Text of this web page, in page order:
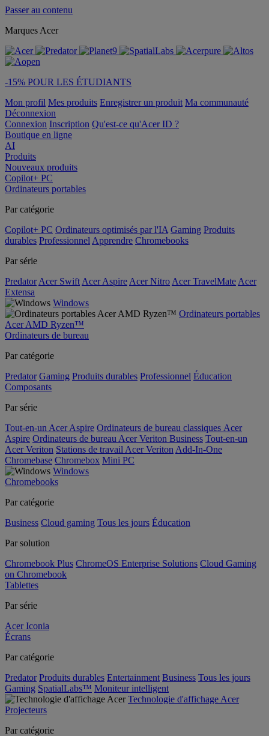
Passer au contenu
Marques Acer
-15% POUR LES ÉTUDIANTS
Mon profil Mes produits Enregistrer un produit Ma communauté
Déconnexion
Connexion Inscription Qu'est-ce qu'Acer ID ?
Boutique en ligne
AI
Produits
Nouveaux produits
Copilot+ PC
Ordinateurs portables
Par catégorie
Copilot+ PC Ordinateurs optimisés par l'IA Gaming Produits
durables Professionnel Apprendre Chromebooks
Par série
Predator Acer Swift Acer Aspire Acer Nitro Acer TravelMate Acer
Extensa
Windows
Ordinateurs portables
Acer AMD Ryzen™
Ordinateurs de bureau
Par catégorie
Predator Gaming Produits durables Professionnel Éducation
Composants
Par série
Tout-en-un Acer Aspire Ordinateurs de bureau classiques Acer
Aspire Ordinateurs de bureau Acer Veriton Business Tout-en-un
Acer Veriton Stations de travail Acer Veriton Add-In-One
Chromebase Chromebox Mini PC
Windows
Chromebooks
Par catégorie
Business Cloud gaming Tous les jours Éducation
Par solution
Chromebook Plus ChromeOS Enterprise Solutions Cloud Gaming
on Chromebook
Tablettes
Par série
Acer Iconia
Écrans
Par catégorie
Predator Produits durables Entertainment Business Tous les jours
Gaming SpatialLabs™ Moniteur intelligent
Technologie d'affichage Acer
Projecteurs
Par catégorie